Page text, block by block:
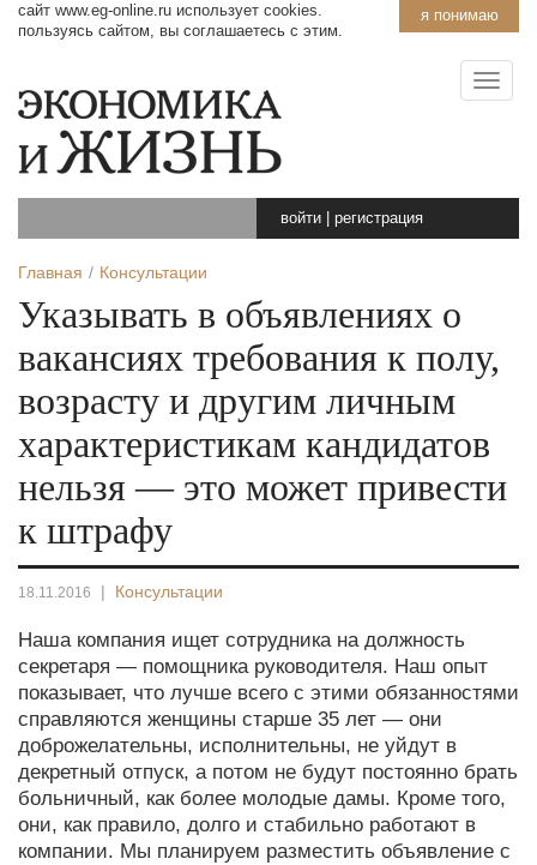
я понимаю
сайт www.eg-online.ru использует cookies.
пользуясь сайтом, вы соглашаетесь с этим.
войти регистрация
Главная Консультации
Указывать в объявлениях о
вакансиях требования к полу,
возрасту и другим личным
характеристикам кандидатов
нельзя — это может привести
к штрафу
18.11.2016 | Консультации
Наша компания ищет сотрудника на должность
секретаря — помощника руководителя. Наш опыт
показывает, что лучше всего с этими обязанностями
справляются женщины старше 35 лет — они
доброжелательны, исполнительны, не уйдут в
декретный отпуск, а потом не будут постоянно брать
больничный, как более молодые дамы. Кроме того,
они, как правило, долго и стабильно работают в
компании. Мы планируем разместить объявление с